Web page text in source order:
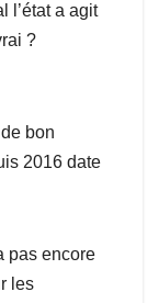
l’état a agit
?
bon
2016 date
pas encore
les